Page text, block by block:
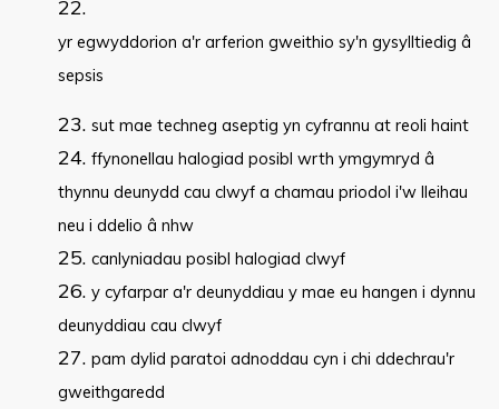
yr egwyddorion a'r arferion gweithio sy'n gysylltiedig â
sepsis
sut mae techneg aseptig yn cyfrannu at reoli haint
ffynonellau halogiad posibl wrth ymgymryd â
thynnu deunydd cau clwyf a chamau priodol i'w lleihau
neu i ddelio â nhw
canlyniadau posibl halogiad clwyf
y cyfarpar a'r deunyddiau y mae eu hangen i dynnu
deunyddiau cau clwyf
pam dylid paratoi adnoddau cyn i chi ddechrau'r
gweithgaredd